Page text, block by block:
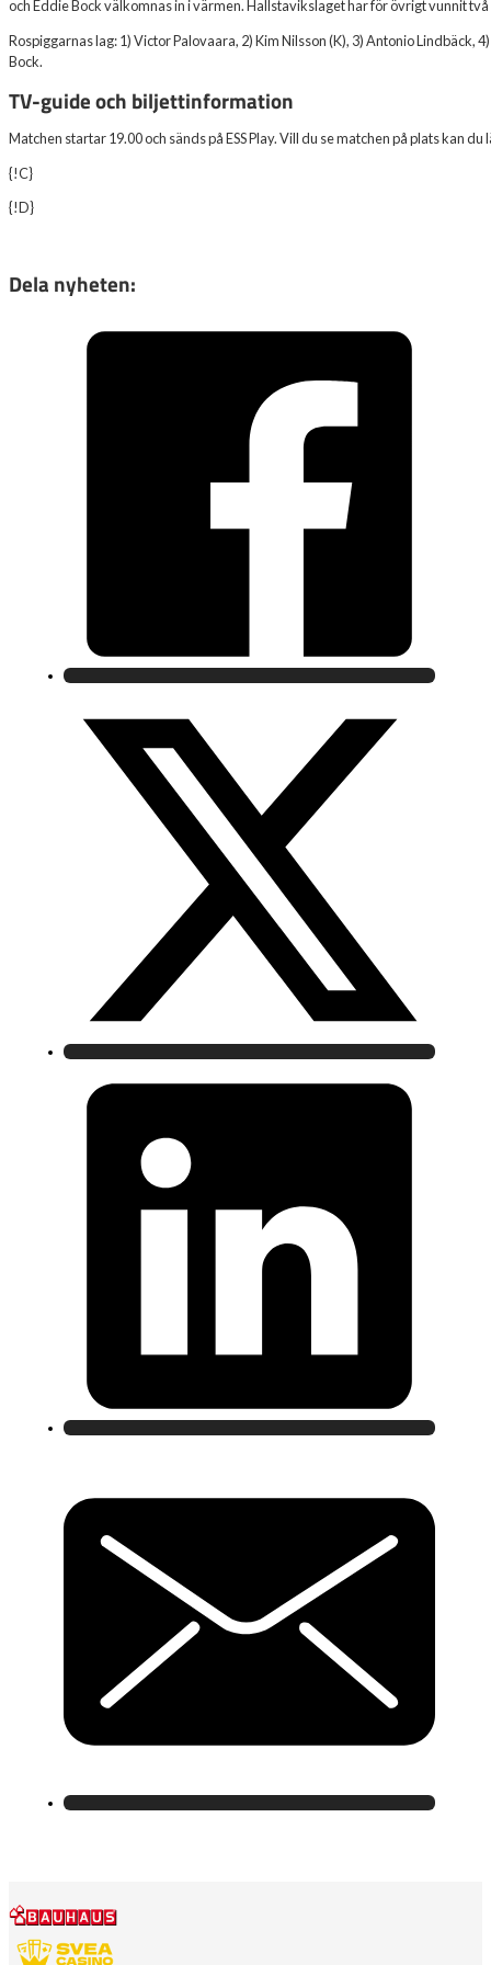
och Eddie Bock välkomnas in i värmen. Hallstavikslaget har för övrigt vunnit
Rospiggarnas lag: 1) Victor Palovaara, 2) Kim Nilsson (K), 3) Antonio Lindbäck,
Bock.
TV-guide och biljettinformation
Matchen startar 19.00 och sänds på ESS Play. Vill du se matchen på plats kan
{!C}
{!D}
Dela nyheten: